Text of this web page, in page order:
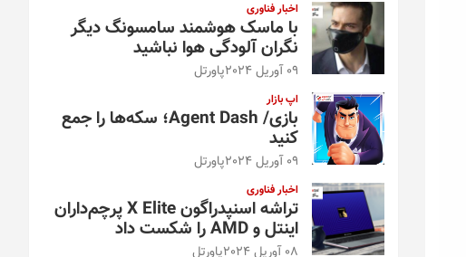
اخبار فناوری
با ماسک هوشمند سامسونگ دیگر
نگران آلودگی هوا نباشید
09 آوریل 2024 پاورتل
اپ بازار
بازی/ Agent Dash؛ سکه‌ها را جمع
کنید
09 آوریل 2024 پاورتل
اخبار فناوری
تراشه اسنپدراگون X Elite پرچم‌داران
اینتل و AMD را شکست داد
08 آوریل 2024 پاورتل